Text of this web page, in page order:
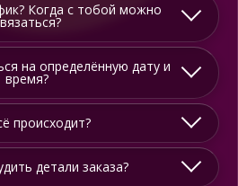
Когда с тобой можно
на определённую дату и
время?
происходит?
детали заказа?